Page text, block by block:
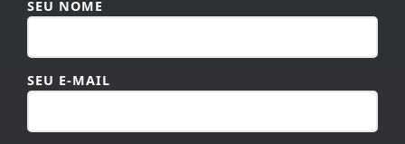
SEU NOME
SEU E-MAIL